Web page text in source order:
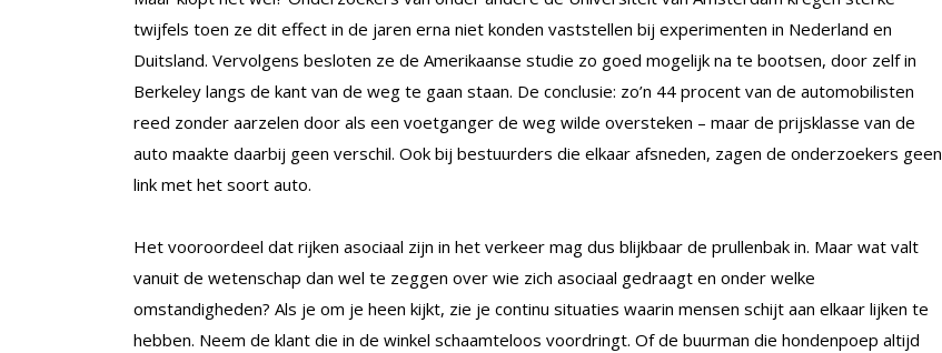
twijfels toen ze dit effect in de jaren erna niet konden vaststellen bij experimenten in Nederland en
Duitsland. Vervolgens besloten ze de Amerikaanse studie zo goed mogelijk na te bootsen, door zelf in
Berkeley langs de kant van de weg te gaan staan. De conclusie: zo’n 44 procent van de automobilisten
reed zonder aarzelen door als een voetganger de weg wilde oversteken – maar de prijsklasse van de
auto maakte daarbij geen verschil. Ook bij bestuurders die elkaar afsneden, zagen de onderzoekers geen
link met het soort auto.
Het vooroordeel dat rijken asociaal zijn in het verkeer mag dus blijkbaar de prullenbak in. Maar wat valt
vanuit de wetenschap dan wel te zeggen over wie zich asociaal gedraagt en onder welke
omstandigheden? Als je om je heen kijkt, zie je continu situaties waarin mensen schijt aan elkaar lijken te
hebben. Neem de klant die in de winkel schaamteloos voordringt. Of de buurman die hondenpoep altijd